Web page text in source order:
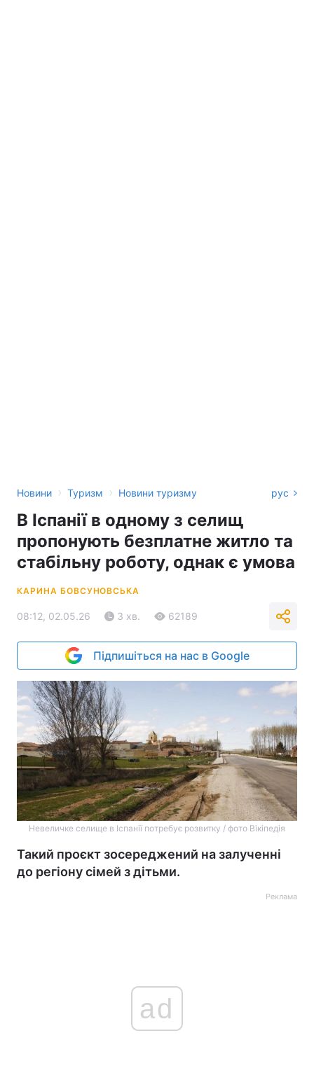
Новини › Туризм › Новини туризму рус
В Іспанії в одному з селищ
пропонують безплатне житло та
стабільну роботу, однак є умова
КАРИНА БОВСУНОВСЬКА
08:12, 02.05.26 3 хв. 62189
Підпишіться на нас в Google
Невеличке селище в Іспанії потребує розвитку / фото Вікіпедія
Такий проєкт зосереджений на залученні
до регіону сімей з дітьми.
Реклама
ad